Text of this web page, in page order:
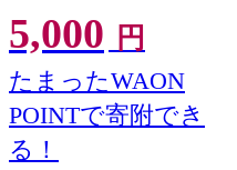
るだけ 冷凍 惣菜 簡単調理 人
気 おすすめ ギフト 贈答用 お
取り寄せ 通販 送料無料 ふる
さと納税 大阪 堺市】
5,000 円
たまったWAON
POINTで寄附でき
る！